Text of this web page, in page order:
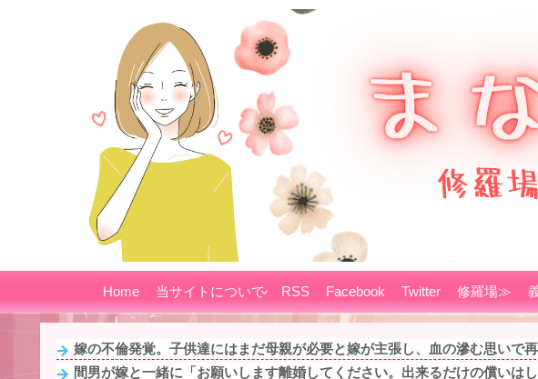
Home 当サイトについて RSS Facebook Twitter 修羅場≫
嫁の不倫発覚。子供達にはまだ母親が必要と嫁が主張し、血の滲む思いで
間男が嫁と一緒に「お願いします離婚してください。出来るだけの償いは